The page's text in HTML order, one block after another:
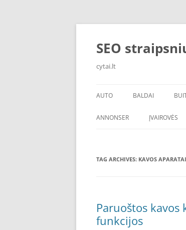
Skip
SEO
cytai.lt
AUTO
PADANGOS
BALDAI
ANNONSER ĮVAIROVĖS
TAG ARCHIVES: KAVOS APARATAI
Paruoštos kavos
funkcijos